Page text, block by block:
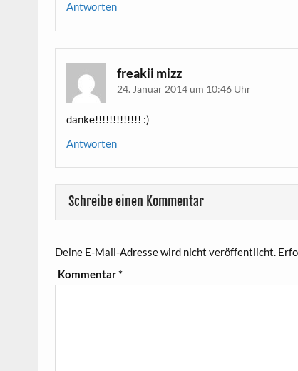
Antworten
freakii mizz
24. Januar 2014 um 10:46 Uhr
danke!!!!!!!!!!!!! :)
Antworten
Schreibe einen Kommentar
Deine E-Mail-Adresse wird nicht veröffentlicht.
Kommentar*